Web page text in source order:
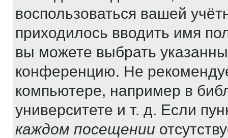
воспользоваться вашей
приходилось вводить имя
вы можете выбрать
конференцию. Не
компьютере, например в
университете и т. д. Если
каждом посещении